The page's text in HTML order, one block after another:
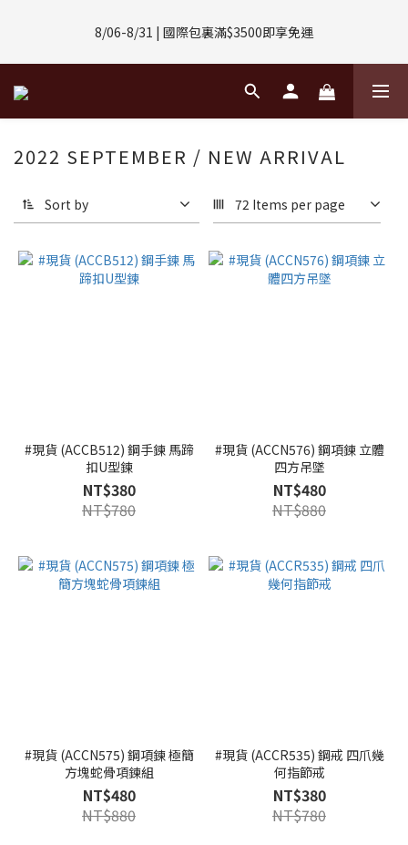
(數量有限售完不補)
8/06-8/31 | 國際包裏滿$3500即享免運
8/08-8/10 | 全館任選3件 贈 $188購物金
8/01-8/31 | 任選2件CUBOX正價商品 贈【威靈頓 / 波士頓墨鏡】
(數量有限售完不補)
2022 SEPTEMBER / NEW ARRIVAL
Sort by 72 Items per page
#現貨 (ACCB512) 鋼手鍊 馬蹄
扣U型鍊
NT$380
NT$780
#現貨 (ACCN576) 鋼項鍊 立體
四方吊墜
NT$480
NT$880
#現貨 (ACCN575) 鋼項鍊 極簡
方塊蛇骨項鍊組
NT$480
NT$880
#現貨 (ACCR535) 鋼戒 四爪幾
何指節戒
NT$380
NT$780